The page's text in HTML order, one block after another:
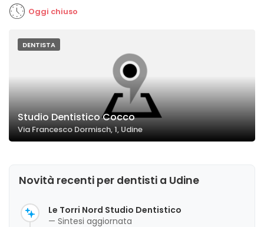
Oggi chiuso
DENTISTA
Studio Dentistico Cocco
Via Francesco Dormisch, 1, Udine
Novità recenti per dentisti a Udine
Le Torri Nord Studio Dentistico
— Sintesi aggiornata